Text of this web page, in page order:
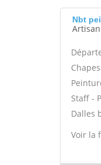
Nbt
Artisan
Staff -
Dalles
Voir la